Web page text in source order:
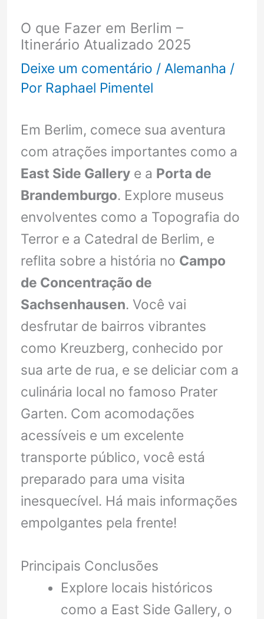
O que Fazer em Berlim –
Itinerário Atualizado 2025
Deixe um comentário / Alemanha /
Por Raphael Pimentel
Em Berlim, comece sua aventura
com atrações importantes como a
East Side Gallery e a Porta de
Brandemburgo. Explore museus
envolventes como a Topografia do
Terror e a Catedral de Berlim, e
reflita sobre a história no Campo
de Concentração de
Sachsenhausen. Você vai
desfrutar de bairros vibrantes
como Kreuzberg, conhecido por
sua arte de rua, e se deliciar com a
culinária local no famoso Prater
Garten. Com acomodações
acessíveis e um excelente
transporte público, você está
preparado para uma visita
inesquecível. Há mais informações
empolgantes pela frente!
Principais Conclusões
Explore locais históricos
como a East Side Gallery, o